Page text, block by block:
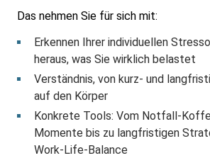
Das nehmen Sie für sich mit:
Erkennen Ihrer individuellen
heraus, was Sie wirklich belastet
Verständnis, von kurz- und
auf den Körper
Konkrete Tools: Vom Notfall-
Momente bis zu langfristigen
Work-Life-Balance